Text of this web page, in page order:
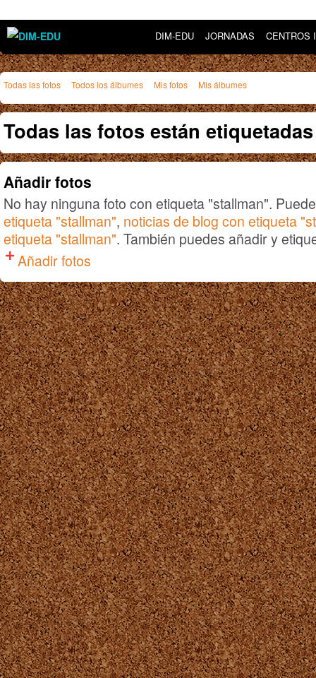
DIM-EDU JORNADAS CENTROS
Todas las fotos Todos los álbumes Mis fotos Mis álbumes
Todas las fotos están
Añadir fotos
No hay ninguna foto con etiqueta "stallman".
etiqueta "stallman", noticias de blog con etiqueta
etiqueta "stallman". También puedes añadir y
Añadir fotos